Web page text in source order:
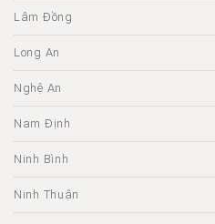
Lâm Đồng
Long An
Nghệ An
Nam Định
Ninh Bình
Ninh Thuận